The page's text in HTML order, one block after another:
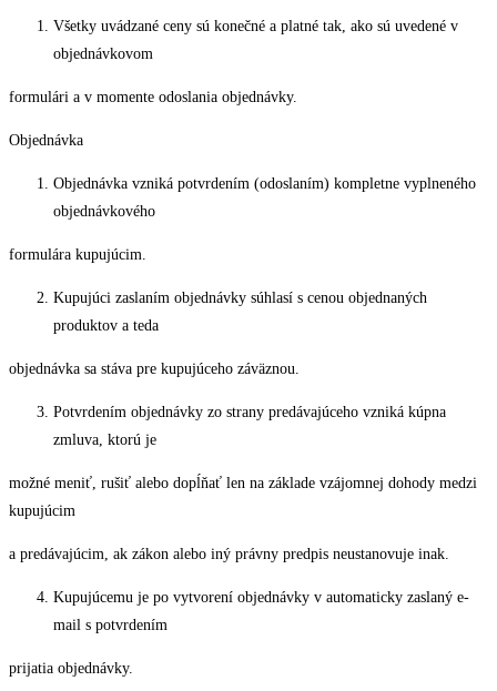
Všetky uvádzané ceny sú konečné a platné tak, ako sú uvedené v
objednávkovom
formulári a v momente odoslania objednávky.
Objednávka
Objednávka vzniká potvrdením (odoslaním) kompletne vyplneného
objednávkového
formulára kupujúcim.
Kupujúci zaslaním objednávky súhlasí s cenou objednaných
produktov a teda
objednávka sa stáva pre kupujúceho záväznou.
Potvrdením objednávky zo strany predávajúceho vzniká kúpna
zmluva, ktorú je
možné meniť, rušiť alebo dopĺňať len na základe vzájomnej dohody medzi
kupujúcim
a predávajúcim, ak zákon alebo iný právny predpis neustanovuje inak.
Kupujúcemu je po vytvorení objednávky v automaticky zaslaný e-
mail s potvrdením
prijatia objednávky.